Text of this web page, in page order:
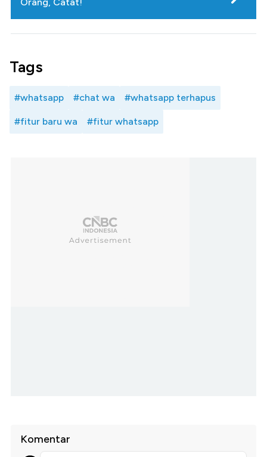
Tags
#whatsapp #chat wa #whatsapp terhapus
#fitur baru wa #fitur whatsapp
Komentar